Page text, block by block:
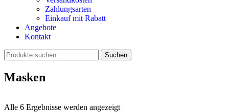
Zahlungsarten
Einkauf mit Rabatt
Angebote
Kontakt
Suchen
nach:
Suchen
Masken
Alle 6 Ergebnisse werden angezeigt